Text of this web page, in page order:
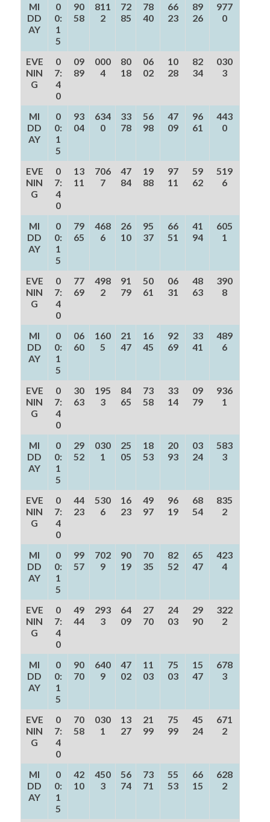
MI
DD
AY
0
0:
1
5
90
58
811
2
72
85
78
40
66
23
89
26
977
0
EVE
NIN
G
0
7:
4
0
09
89
000
4
80
18
06
02
10
28
82
34
030
3
MI
DD
AY
0
0:
1
5
93
04
634
0
33
78
56
98
47
09
96
61
443
0
EVE
NIN
G
0
7:
4
0
13
11
706
7
47
84
19
88
97
11
59
62
519
6
MI
DD
AY
0
0:
1
5
79
65
468
6
26
10
95
37
66
51
41
94
605
1
EVE
NIN
G
0
7:
4
0
77
69
498
2
91
79
50
61
06
31
48
63
390
8
MI
DD
AY
0
0:
1
5
06
60
160
5
21
47
16
45
92
69
33
41
489
6
EVE
NIN
G
0
7:
4
0
30
63
195
3
84
65
73
58
33
14
09
79
936
1
MI
DD
AY
0
0:
1
5
29
52
030
1
25
05
18
53
20
93
03
24
583
3
EVE
NIN
G
0
7:
4
0
44
23
530
6
16
23
49
97
96
19
68
54
835
2
MI
DD
AY
0
0:
1
5
99
57
702
9
90
19
70
35
82
52
65
47
423
4
EVE
NIN
G
0
7:
4
0
49
44
293
3
64
09
27
70
24
03
29
90
322
2
MI
DD
AY
0
0:
1
5
90
70
640
9
47
02
11
03
75
03
15
47
678
3
EVE
NIN
G
0
7:
4
0
70
58
030
1
13
27
21
99
75
99
45
24
671
2
MI
DD
AY
0
0:
1
5
42
10
450
3
56
74
73
71
55
53
66
15
628
2